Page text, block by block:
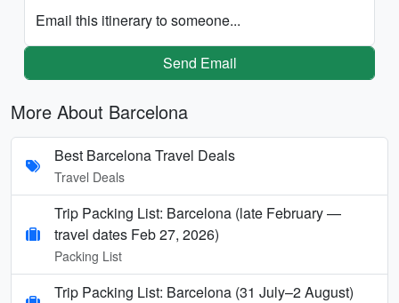
Email this itinerary to someone...
Send Email
More About Barcelona
Best Barcelona Travel Deals
Travel Deals
Trip Packing List: Barcelona (late February —
travel dates Feb 27, 2026)
Packing List
Trip Packing List: Barcelona (31 July–2 August)